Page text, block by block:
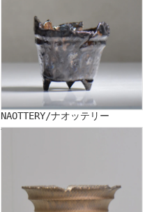
NAOTTERY/ナオッテリー
YUKIHITO NAKATA